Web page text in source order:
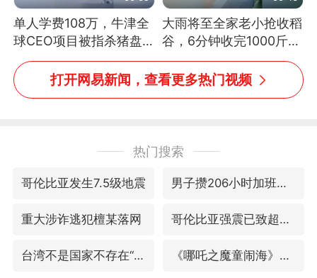
单人学费108万，牛津全
球CEO项目被指杀猪盘，
项目方称负责人曾任牛津
大学校长
大雨将至全家老小抢收稻
谷，6分钟收完1000斤，
没有一个人掉链子
打开网易新闻，查看更多热门视频
热门搜索
哥伦比亚发生7.5级地震 男子攒206小时加班调休被拒获赔1.6万
重大涉诈逃犯檀某落网 哥伦比亚强震已致超20人死亡
台湾不是国家不存在“国格” 《哪吒之魔童闹海》获百花奖最佳影片奖